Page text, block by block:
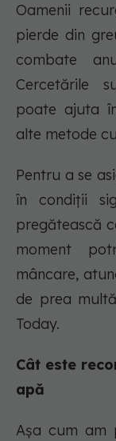
Oamenii
pierde din
combate
Cercetările
poate ajuta
alte metode
Pentru a se
în condiții
pregătească
moment
mâncare,
de prea
Today.
Cât este
apă
Așa cum am